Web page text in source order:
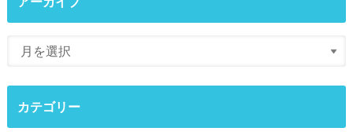
カテゴリー